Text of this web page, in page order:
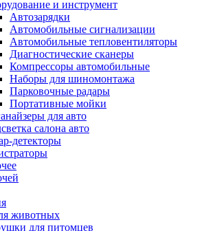
и инструмент
Автозарядки
Автомобильные сигнализации
Автомобильные тепловентиляторы
Диагностические сканеры
Компрессоры автомобильные
Наборы для шиномонтажа
Парковочные радары
Портативные мойки
для авто
салона авто
детекторы
животных
для питомцев